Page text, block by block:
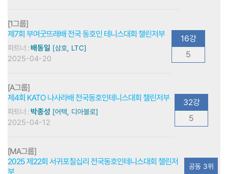
[1그룹]
제7회 부여굿뜨래배 전국 동호인 테니스대회 챌린저부
파트너 :배동일 [삼호, LTC]
2025-04-20
16강
5
[A그룹]
제4회 KATO 나사라배 전국동호인테니스대회 챌린저부
파트너 :박종성 [어택, 디아블로]
2025-04-12
32강
5
[MA그룹]
2025 제22회 서귀포칠십리 전국동호인테니스대회 챌린저
부
공동 3위